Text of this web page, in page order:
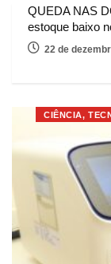
QUEDA NAS
estoque baixo
22 de
CIÊNCIA,